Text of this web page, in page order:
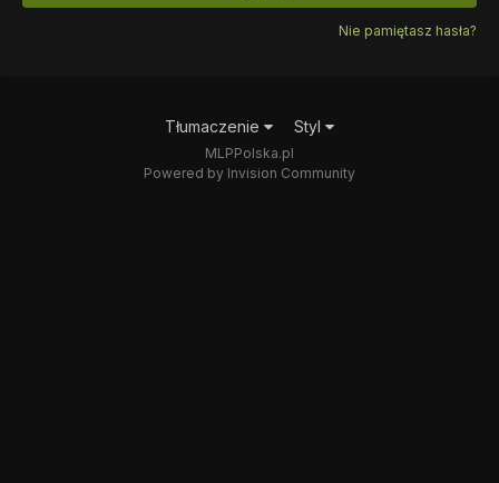
Nie pamiętasz hasła?
Tłumaczenie Styl
MLPPolska.pl
Powered by Invision Community